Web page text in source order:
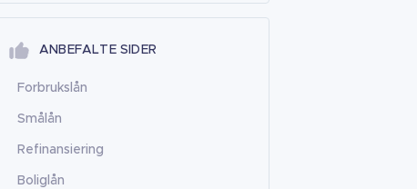
ANBEFALTE SIDER
Forbrukslån
Smålån
Refinansiering
Boliglån